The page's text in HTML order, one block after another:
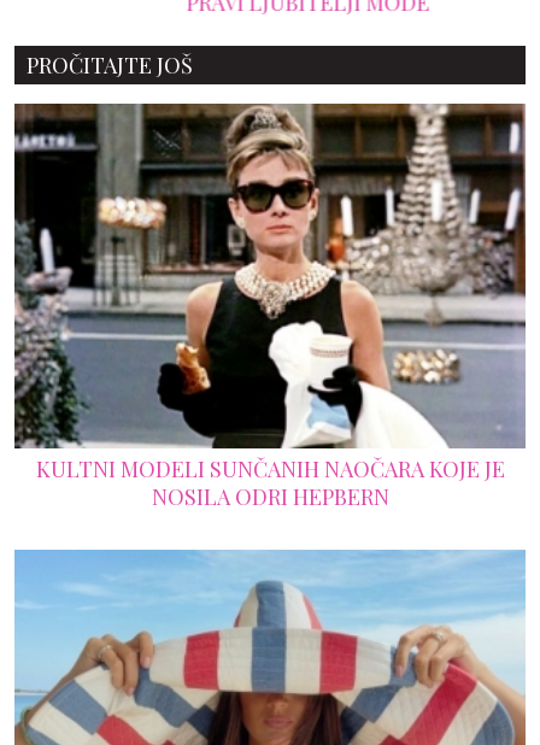
PROČITAJTE JOŠ
KULTNI MODELI SUNČANIH NAOČARA KOJE JE
NOSILA ODRI HEPBERN